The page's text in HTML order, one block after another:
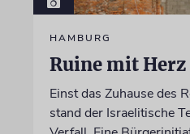
HAMBURG
Ruine mit Herz
Einst das Zuhause des
stand der Israelitische